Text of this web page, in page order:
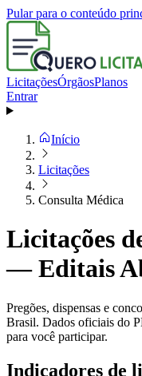
Pular para o conteúdo
LicitaçõesÓrgãosPlanos
Entrar
Início
Licitações
Consulta Médica
Licitações
— Editais
Pregões, dispensas e
Brasil. Dados oficiais do
para você participar.
Indicadores de